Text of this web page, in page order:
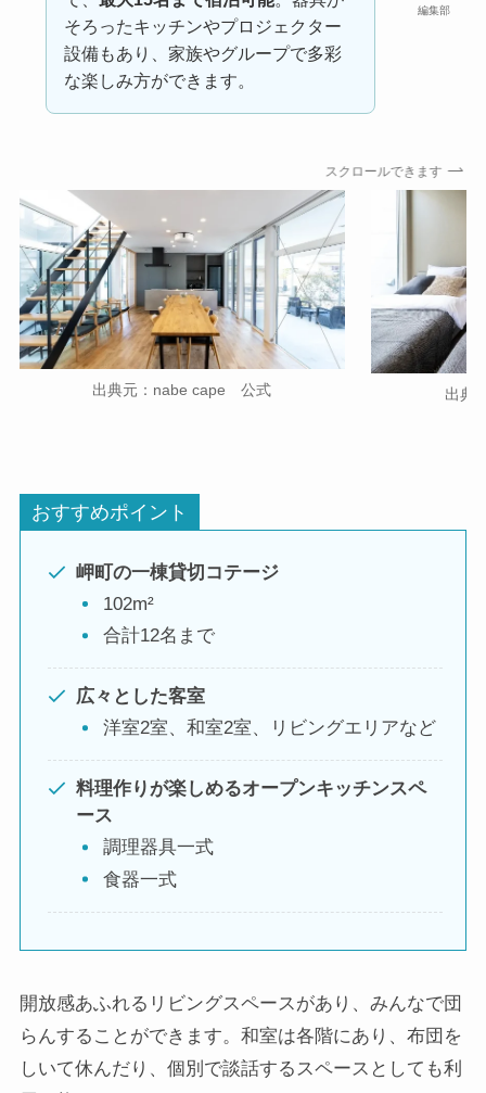
編集部
そろったキッチンやプロジェクター
設備もあり、家族やグループで多彩
な楽しみ方ができます。
スクロールできます
出典元：nabe cape 公式 出典
おすすめポイント
岬町の一棟貸切コテージ
102m²
合計12名まで
広々とした客室
洋室2室、和室2室、リビングエリアなど
料理作りが楽しめるオープンキッチンスペ
ース
調理器具一式
食器一式
開放感あふれるリビングスペースがあり、みんなで団
らんすることができます。和室は各階にあり、布団を
しいて休んだり、個別で談話するスペースとしても利